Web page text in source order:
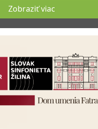
Zobraziť viac